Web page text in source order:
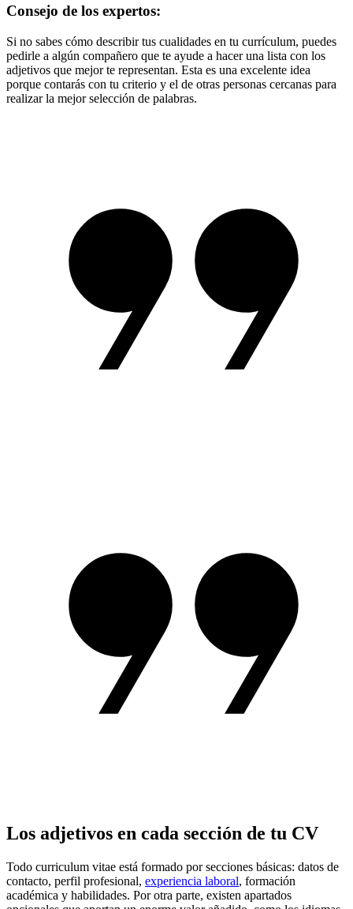
Consejo de los expertos:
Si no sabes cómo describir tus cualidades en tu currículum, puedes
pedirle a algún compañero que te ayude a hacer una lista con los
adjetivos que mejor te representan. Esta es una excelente idea
porque contarás con tu criterio y el de otras personas cercanas para
realizar la mejor selección de palabras.
Los adjetivos en cada sección de tu CV
Todo curriculum vitae está formado por secciones básicas: datos de
contacto, perfil profesional, experiencia laboral, formación
académica y habilidades. Por otra parte, existen apartados